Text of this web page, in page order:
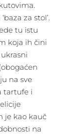
za stol’.
tu istu
koja ih čini
na sve
tartufe i
je kao kauč
na